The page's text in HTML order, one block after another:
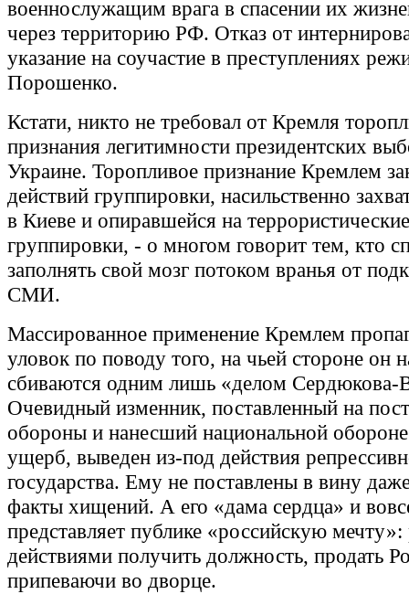
военнослужащим врага в спасении их
через территорию РФ. Отказ от
указание на соучастие в преступлениях
Порошенко.
Кстати, никто не требовал от Кремля
признания легитимности президентских
Украине. Торопливое признание Кремлем
действий группировки, насильственно
в Киеве и опиравшейся на террористические
группировки, - о многом говорит тем, кто
заполнять свой мозг потоком вранья от
СМИ.
Массированное применение Кремлем
уловок по поводу того, на чьей стороне он
сбиваются одним лишь «делом Сердюкова-
Очевидный изменник, поставленный на
обороны и нанесший национальной
ущерб, выведен из-под действия
государства. Ему не поставлены в вину
факты хищений. А его «дама сердца» и
представляет публике «российскую
действиями получить должность, продать
припеваючи во дворце.